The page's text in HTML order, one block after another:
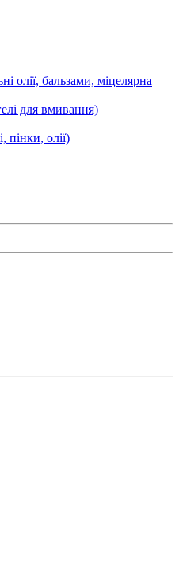
олії, бальзами, міцелярна
для вмивання)
пінки, олії)